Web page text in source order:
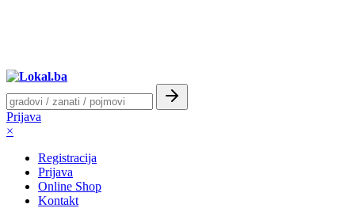
Prijava
×
Registracija
Prijava
Online Shop
Kontakt